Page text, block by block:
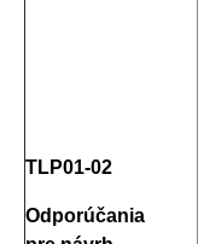
TLP01-02
Odporúčania